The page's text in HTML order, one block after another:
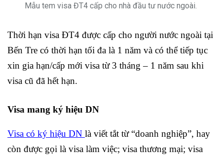
Mẫu tem visa ĐT4 cấp cho nhà đầu tư nước ngoài.
Thời hạn visa ĐT4 được cấp cho người nước ngoài tại
Bến Tre có thời hạn tối đa là 1 năm và có thể tiếp tục
xin gia hạn/cấp mới visa từ 3 tháng – 1 năm sau khi
visa cũ đã hết hạn.
Visa mang ký hiệu DN
Visa có ký hiệu DN là viết tắt từ “doanh nghiệp”, hay
còn được gọi là visa làm việc; visa thương mại; visa